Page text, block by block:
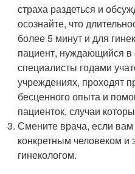
страха раздеться и
осознайте, что
более 5 минут и для
пациент, нуждающийся
специалисты годами
учреждениях, проходят
бесценного опыта и
пациенток, случаи
Смените врача, если
конкретным человеком и
гинекологом.